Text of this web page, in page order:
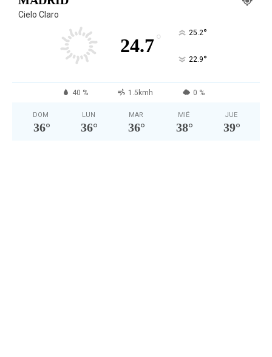
Cielo Claro
24.7° 25.2°
22.9°
40 % 1.5kmh 0 %
DOM
36°
LUN
36°
MAR
36°
MIÉ
38°
JUE
39°